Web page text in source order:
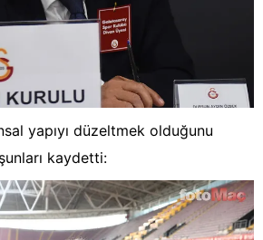
yapıyı düzeltmek olduğunu
kaydetti: